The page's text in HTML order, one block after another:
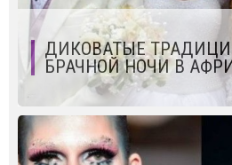
ДИКОВАТЫЕ
БРАЧНОЙ НОЧИ В